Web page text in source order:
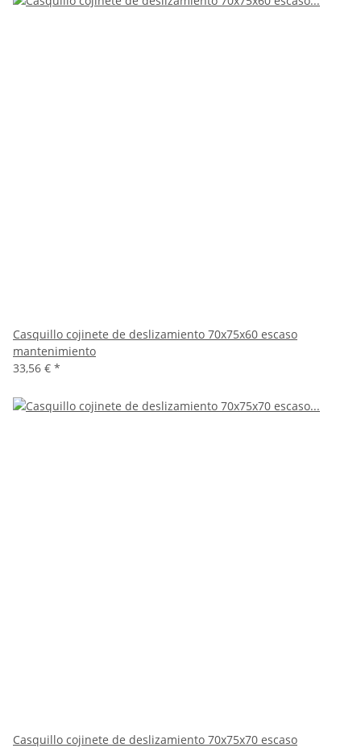
Casquillo cojinete de deslizamiento 70x75x60 escaso
mantenimiento
33,56 € *
Casquillo cojinete de deslizamiento 70x75x70 escaso